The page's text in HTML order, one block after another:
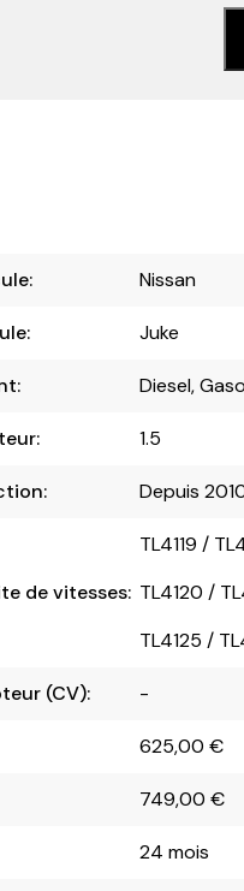
Nissan
Juke
Diesel,
1.5
Depuis
de vitesses:
TL4119 /
TL4120 /
TL4125 /
(CV): -
625,00€
749,00€
24 mois